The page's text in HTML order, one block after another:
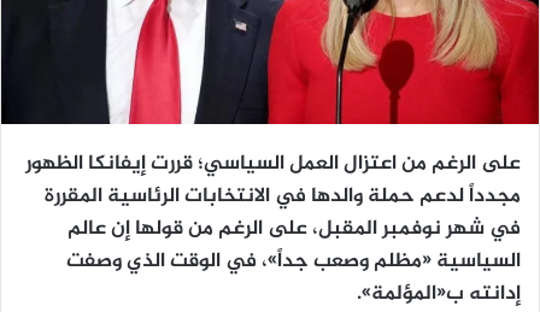
على الرغم من اعتزال العمل السياسي؛ قررت إيفانكا الظهور
مجدداً لدعم حملة والدها في الانتخابات الرئاسية المقررة
في شهر نوفمبر المقبل، على الرغم من قولها إن عالم
السياسية «مظلم وصعب جداً»، في الوقت الذي وصفت
إدانته ب«المؤلمة».